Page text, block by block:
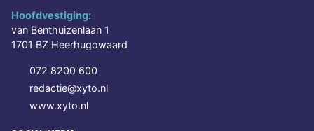
Hoofdvestiging:
van Benthuizenlaan 1
1701 BZ Heerhugowaard
072 8200 600
redactie@xyto.nl
www.xyto.nl